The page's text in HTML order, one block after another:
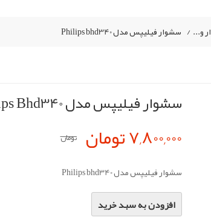
و... / سشوار فیلیپس مدل Philips bhd340
سشوار فیلیپس مدل Philips Bhd340
7,800,000 تومان تومان
سشوار فیلیپس مدل Philips bhd340
افزودن به سبد خرید